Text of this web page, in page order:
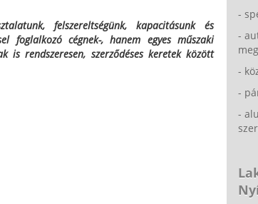
felszereltségünk, kapacitásunk és
foglalkozó cégnek-, hanem egyes műszaki
is rendszeresen, szerződéses keretek között
-
-
-
-
-